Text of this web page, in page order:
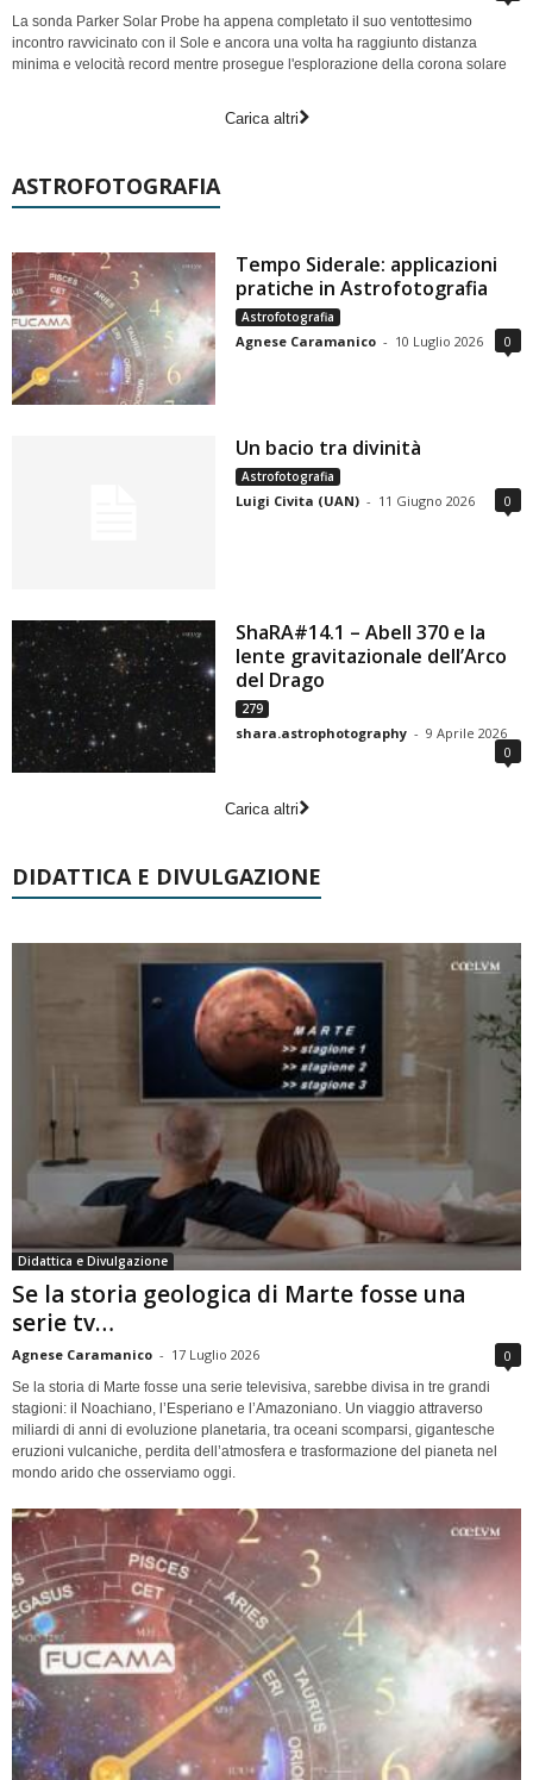
La sonda Parker Solar Probe ha appena completato il suo ventottesimo
incontro ravvicinato con il Sole e ancora una volta ha raggiunto distanza
minima e velocità record mentre prosegue l'esplorazione della corona solare
Carica altri
ASTROFOTOGRAFIA
Tempo Siderale: applicazioni
pratiche in Astrofotografia
Astrofotografia
Agnese Caramanico - 10 Luglio 2026 0
Un bacio tra divinità
Astrofotografia
Luigi Civita (UAN) - 11 Giugno 2026 0
ShaRA#14.1 – Abell 370 e la
lente gravitazionale dell’Arco
del Drago
279
shara.astrophotography - 9 Aprile 2026
0
Carica altri
DIDATTICA E DIVULGAZIONE
Didattica e Divulgazione
Se la storia geologica di Marte fosse una
serie tv…
Agnese Caramanico - 17 Luglio 2026 0
Se la storia di Marte fosse una serie televisiva, sarebbe divisa in tre grandi
stagioni: il Noachiano, l’Esperiano e l’Amazoniano. Un viaggio attraverso
miliardi di anni di evoluzione planetaria, tra oceani scomparsi, gigantesche
eruzioni vulcaniche, perdita dell’atmosfera e trasformazione del pianeta nel
mondo arido che osserviamo oggi.